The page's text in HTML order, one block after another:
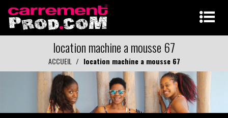
location machine a mousse 67
ACCUEIL location machine a mousse 67